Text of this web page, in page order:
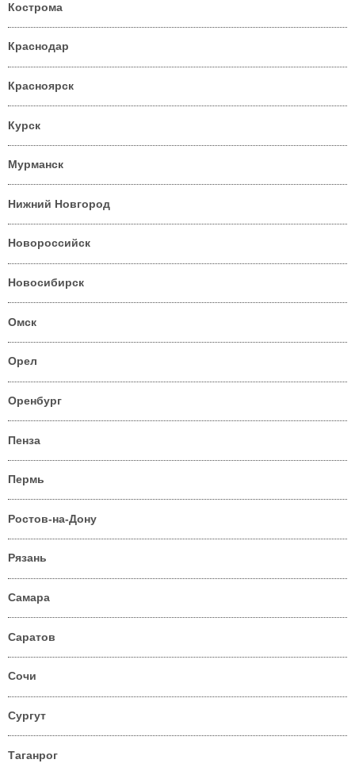
Кострома
Краснодар
Красноярск
Курск
Мурманск
Нижний Новгород
Новороссийск
Новосибирск
Омск
Орел
Оренбург
Пенза
Пермь
Ростов-на-Дону
Рязань
Самара
Саратов
Сочи
Сургут
Таганрог